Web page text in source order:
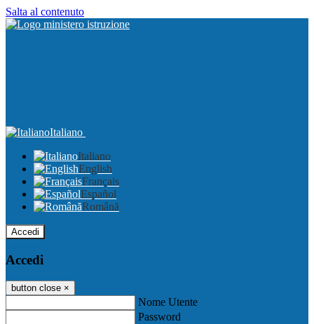
Salta al contenuto
Italiano
Italiano
English
Français
Español
Română
Accedi
Accedi
button close ×
Nome Utente
Password